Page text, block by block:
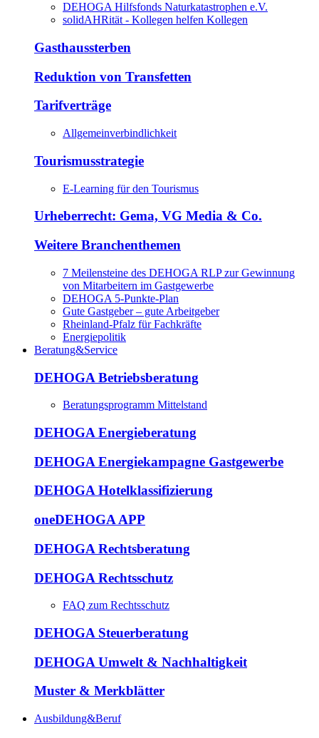
DEHOGA Hilfsfonds Naturkatastrophen e.V.
solidAHRität - Kollegen helfen Kollegen
Gasthaussterben
Reduktion von Transfetten
Tarifverträge
Allgemeinverbindlichkeit
Tourismusstrategie
E-Learning für den Tourismus
Urheberrecht: Gema, VG Media & Co.
Weitere Branchenthemen
7 Meilensteine des DEHOGA RLP zur Gewinnung
von Mitarbeitern im Gastgewerbe
DEHOGA 5-Punkte-Plan
Gute Gastgeber – gute Arbeitgeber
Rheinland-Pfalz für Fachkräfte
Energiepolitik
Beratung&Service
DEHOGA Betriebsberatung
Beratungsprogramm Mittelstand
DEHOGA Energieberatung
DEHOGA Energiekampagne Gastgewerbe
DEHOGA Hotelklassifizierung
oneDEHOGA APP
DEHOGA Rechtsberatung
DEHOGA Rechtsschutz
FAQ zum Rechtsschutz
DEHOGA Steuerberatung
DEHOGA Umwelt & Nachhaltigkeit
Muster & Merkblätter
Ausbildung&Beruf